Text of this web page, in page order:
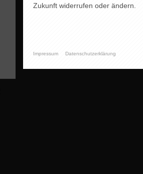
Zukunft widerrufen oder ändern.
Impressum Datenschutzerklärung